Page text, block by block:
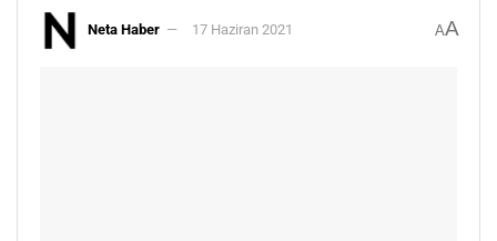
Neta Haber 17 Haziran 2021 AA